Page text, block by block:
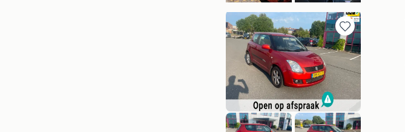
Bewaren
in
Mijn
Favorieten